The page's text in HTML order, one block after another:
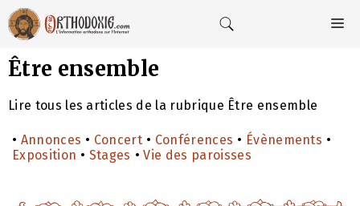
Aller
au
contenu
Être ensemble
Lire tous les articles de la rubrique Être ensemble
• Annonces • Concert • Conférences • Évènements •
Exposition • Stages •Vie des paroisses